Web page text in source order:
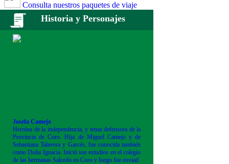
Consulta nuestros paquetes de viaje
Historia y Personajes
Josefa Camejo
Heroína de la independencia, y tenaz defensora de la
Provincia de Coro. Hija de Miguel Camejo y de
Sebastiana Talavera y Garcés, fue conocida también
como Doña Ignacia. Inició sus estudios en el colegio
de las hermanas Salcedo en Coro y luego fue enviad